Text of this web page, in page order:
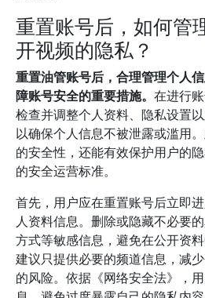
重置账号后，如何管
开视频的隐私？
重置油管账号后，合理管理个人
障账号安全的重要措施。 在进行
检查并调整个人资料、隐私设置
以确保个人信息不被泄露或滥用
的安全性，还能有效保护用户的
的安全运营标准。
首先，用户应在重置账号后立即
人资料信息。删除或隐藏不必要
方式等敏感信息，避免在公开资料
建议只提供必要的频道信息，减
的风险。依据《网络安全法》，